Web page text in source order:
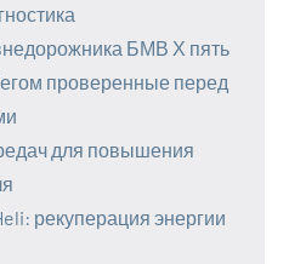
БМВ Х пять
проверенные перед
для повышения
рекуперация энергии